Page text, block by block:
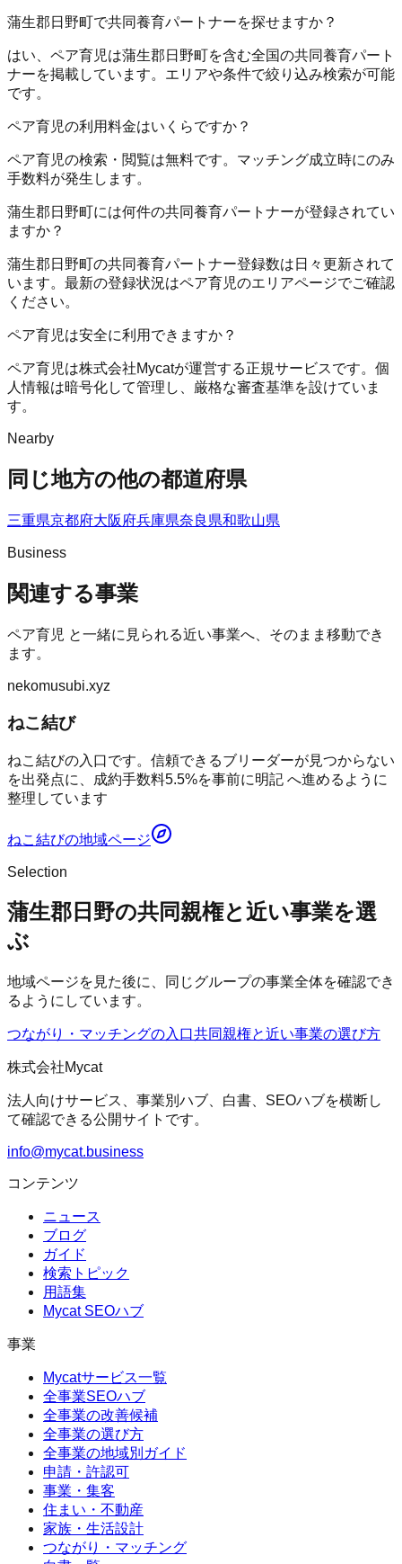
蒲生郡日野町で共同養育パートナーを探せますか？
はい、ペア育児は蒲生郡日野町を含む全国の共同養育パート
ナーを掲載しています。エリアや条件で絞り込み検索が可能
です。
ペア育児の利用料金はいくらですか？
ペア育児の検索・閲覧は無料です。マッチング成立時にのみ
手数料が発生します。
蒲生郡日野町には何件の共同養育パートナーが登録されてい
ますか？
蒲生郡日野町の共同養育パートナー登録数は日々更新されて
います。最新の登録状況はペア育児のエリアページでご確認
ください。
ペア育児は安全に利用できますか？
ペア育児は株式会社Mycatが運営する正規サービスです。個
人情報は暗号化して管理し、厳格な審査基準を設けていま
す。
Nearby
同じ地方の他の都道府県
三重県京都府大阪府兵庫県奈良県和歌山県
Business
関連する事業
ペア育児 と一緒に見られる近い事業へ、そのまま移動でき
ます。
nekomusubi.xyz
ねこ結び
ねこ結びの入口です。信頼できるブリーダーが見つからない
を出発点に、成約手数料5.5%を事前に明記 へ進めるように
整理しています
ねこ結びの地域ページ
Selection
蒲生郡日野の共同親権と近い事業を選
ぶ
地域ページを見た後に、同じグループの事業全体を確認でき
るようにしています。
つながり・マッチングの入口共同親権と近い事業の選び方
株式会社Mycat
法人向けサービス、事業別ハブ、白書、SEOハブを横断し
て確認できる公開サイトです。
info@mycat.business
コンテンツ
ニュース
ブログ
ガイド
検索トピック
用語集
Mycat SEOハブ
事業
Mycatサービス一覧
全事業SEOハブ
全事業の改善候補
全事業の選び方
全事業の地域別ガイド
申請・許認可
事業・集客
住まい・不動産
家族・生活設計
つながり・マッチング